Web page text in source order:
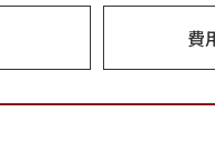
費